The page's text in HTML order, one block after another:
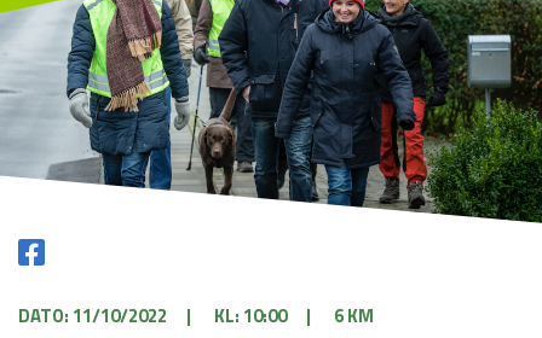
DATO: 11/10/2022 | KL: 10:00 | 6 KM